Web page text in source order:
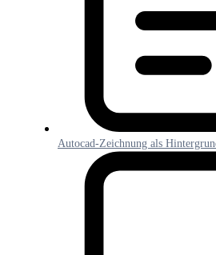
Autocad-Zeichnung als